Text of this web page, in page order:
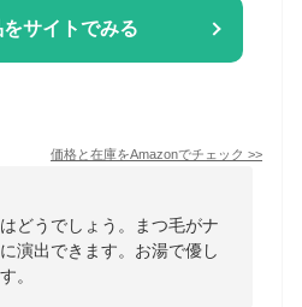
サイトでみる
価格と在庫をAmazonでチェック >>
どうでしょう。まつ毛がナ
演出できます。お湯で優し
。